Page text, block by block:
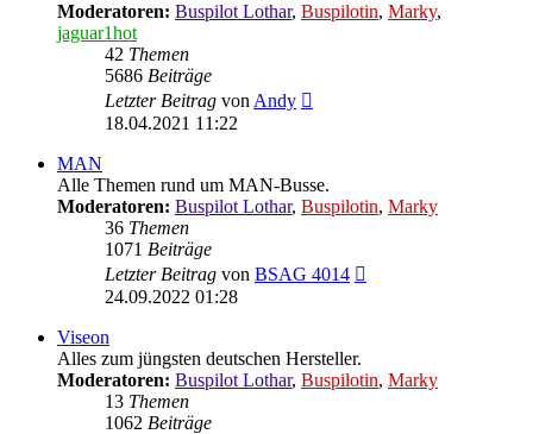
Moderatoren: Buspilot Lothar, Buspilotin, Marky,
jaguar1hot
42 Themen
5686 Beiträge
Letzter Beitrag von Andy
18.04.2021 11:22
MAN
Alle Themen rund um MAN-Busse.
Moderatoren: Buspilot Lothar, Buspilotin, Marky
36 Themen
1071 Beiträge
Letzter Beitrag von BSAG 4014
24.09.2022 01:28
Viseon
Alles zum jüngsten deutschen Hersteller.
Moderatoren: Buspilot Lothar, Buspilotin, Marky
13 Themen
1062 Beiträge